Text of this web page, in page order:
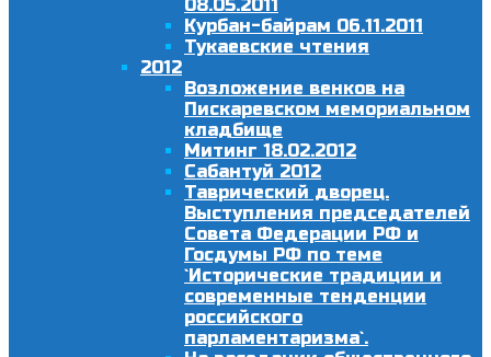
08.05.2011
Курбан-байрам 06.11.2011
Тукаевские чтения
2012
Возложение венков на
Пискаревском мемориальном
кладбище
Митинг 18.02.2012
Сабантуй 2012
Таврический дворец.
Выступления председателей
Совета Федерации РФ и
Госдумы РФ по теме
`Исторические традиции и
современные тенденции
российского
парламентаризма`.